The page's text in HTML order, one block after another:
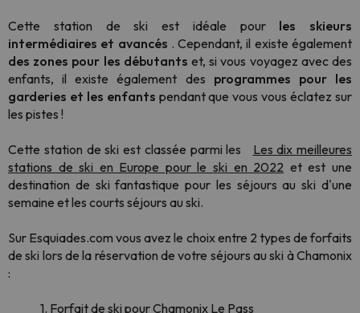
Cette station de ski est idéale pour les skieurs
intermédiaires et avancés . Cependant, il existe également
des zones pour les débutants et, si vous voyagez avec des
enfants, il existe également des programmes pour les
garderies et les enfants pendant que vous vous éclatez sur
les pistes !
Cette station de ski est classée parmi les
Les dix meilleures
stations de ski en Europe pour le ski en 2022 et est une
destination de ski fantastique pour les séjours au ski d'une
semaine et les courts séjours au ski.
Sur Esquiades.com vous avez le choix entre 2 types de forfaits
de ski lors de la réservation de votre séjours au ski à Chamonix
:
1. Forfait de ski pour Chamonix Le Pass